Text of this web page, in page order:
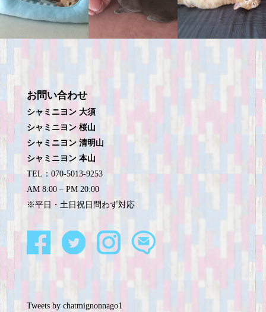
お問い合わせ
シャミニヨン 大須
シャミニヨン 桜山
シャミニヨン 清明山
シャミニヨン 本山
TEL：070-5013-9253
AM 8:00 – PM 20:00
※平日・土日祝日問わず対応
Tweets by chatmignonnago1